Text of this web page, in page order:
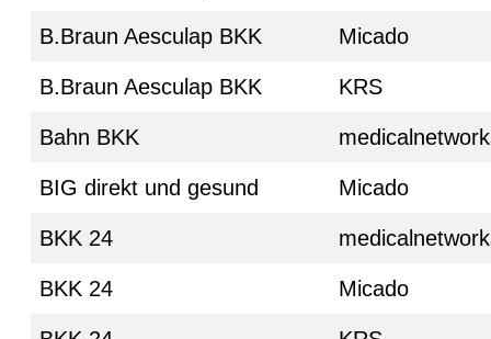
B.Braun Aesculap BKK Micado
B.Braun Aesculap BKK KRS
Bahn BKK
BIG direkt und gesund Micado
BKK 24
BKK 24 Micado